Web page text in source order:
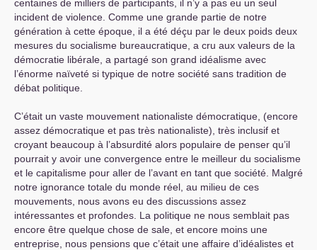
centaines de milliers de participants, il n’y a pas eu un seul
incident de violence. Comme une grande partie de notre
génération à cette époque, il a été déçu par le deux poids deux
mesures du socialisme bureaucratique, a cru aux valeurs de la
démocratie libérale, a partagé son grand idéalisme avec
l’énorme naïveté si typique de notre société sans tradition de
débat politique.
C’était un vaste mouvement nationaliste démocratique, (encore
assez démocratique et pas très nationaliste), très inclusif et
croyant beaucoup à l’absurdité alors populaire de penser qu’il
pourrait y avoir une convergence entre le meilleur du socialisme
et le capitalisme pour aller de l’avant en tant que société. Malgré
notre ignorance totale du monde réel, au milieu de ces
mouvements, nous avons eu des discussions assez
intéressantes et profondes. La politique ne nous semblait pas
encore être quelque chose de sale, et encore moins une
entreprise, nous pensions que c’était une affaire d’idéalistes et